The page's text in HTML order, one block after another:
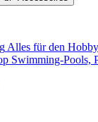
Alles für den
Swimming-Pools,